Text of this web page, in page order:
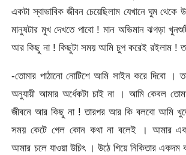
একটা স্বাভাবিক জীবন চেয়েছিলাম যেখানে ঘুম
মানুষটার মুখ দেখতে পাবো ! মান অভিমান ঝগড়া
আর কিছু না ! কিছুটা সময় আমি চুপ করেই রইলাম !
-তোমার পাঠানো নোটিশে আমি সাইন করে দিবো ।
অনুযায়ী আমার অর্ধেকটা চাই না । আমি কেবল
জীবনে আর কিছু না ! তারপর আর কি বলবো আমি
সময় কেটে গেল কোন কথা না বলেই । আমার
আমার চলে যাওয়া উচিৎ । উঠে গিয়ে নিকিতার একদম